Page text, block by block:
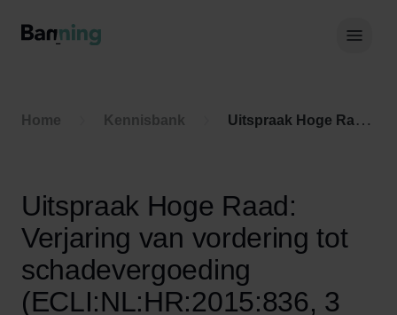
Home Kennisbank Uitspraak Hoge Raad: Verjaring van vordering tot schadevergoeding (ECLI:NL:HR:2015:836, 3 april 2015, nr. 14/00489)
Uitspraak Hoge Raad:
Verjaring van vordering tot
schadevergoeding
(ECLI:NL:HR:2015:836, 3